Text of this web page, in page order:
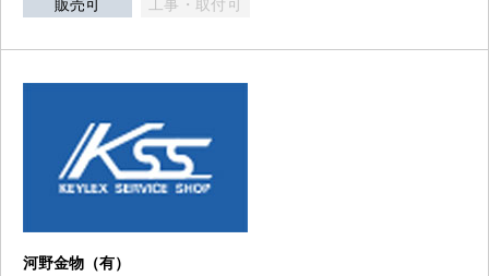
販売可 工事・取付可
河野金物（有）